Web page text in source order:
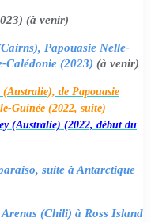
(à venir)
Papouasie Nelle-
Calédonie (2023) (à venir)
de Papouasie
Guinée (2022, suite)
(Australie) (2022, début du
suite à Antarctique
(Chili) à Ross Island